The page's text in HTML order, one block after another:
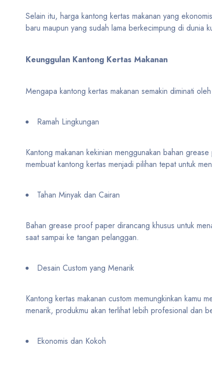
Selain itu, harga kantong kertas makanan yang
baru maupun yang sudah lama berkecimpung di dunia
Keunggulan Kantong Kertas Makanan
Mengapa kantong kertas makanan semakin diminati
Ramah Lingkungan
Kantong makanan kekinian menggunakan bahan
membuat kantong kertas menjadi pilihan tepat untuk
Tahan Minyak dan Cairan
Bahan grease proof paper dirancang khusus untuk
saat sampai ke tangan pelanggan.
Desain Custom yang Menarik
Kantong kertas makanan custom memungkinkan kamu
menarik, produkmu akan terlihat lebih profesional dan
Ekonomis dan Kokoh